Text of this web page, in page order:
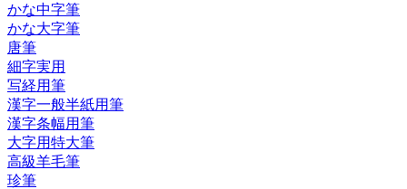
かな中字筆
かな大字筆
唐筆
細字実用
写経用筆
漢字一般半紙用筆
漢字条幅用筆
大字用特大筆
高級羊毛筆
珍筆